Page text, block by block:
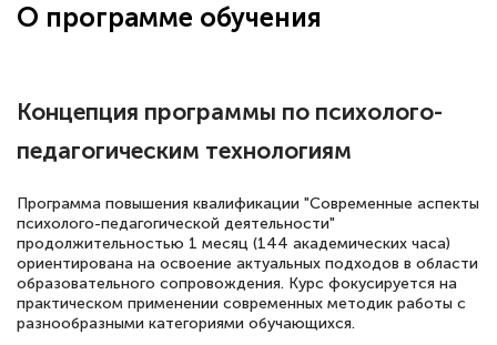
большое количество методических
Знаток города 5 уровня
18 марта 2026
Выражаю благодарность за курс
повышения квалификации "Эксперт ЕГЭ по
О программе обучения
Концепция программы по психолого-
педагогическим технологиям
Программа повышения квалификации "Современные аспекты
психолого-педагогической деятельности"
продолжительностью 1 месяц (144 академических часа)
ориентирована на освоение актуальных подходов в области
образовательного сопровождения. Курс фокусируется на
практическом применении современных методик работы с
разнообразными категориями обучающихся.